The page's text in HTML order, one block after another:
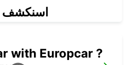
اسنكشف
with Europcar ?